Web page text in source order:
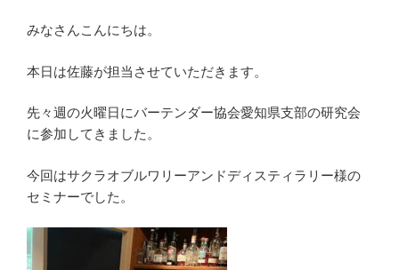
みなさんこんにちは。
本日は佐藤が担当させていただきます。
先々週の火曜日にバーテンダー協会愛知県支部の研究会
に参加してきました。
今回はサクラオブルワリーアンドディスティラリー様の
セミナーでした。